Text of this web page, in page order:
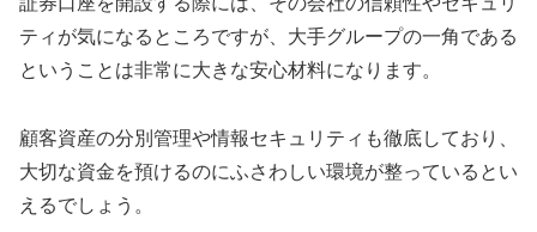
ティが気になるところですが、大手グループの一角である
ということは非常に大きな安心材料になります。
顧客資産の分別管理や情報セキュリティも徹底しており、
大切な資金を預けるのにふさわしい環境が整っているとい
えるでしょう。